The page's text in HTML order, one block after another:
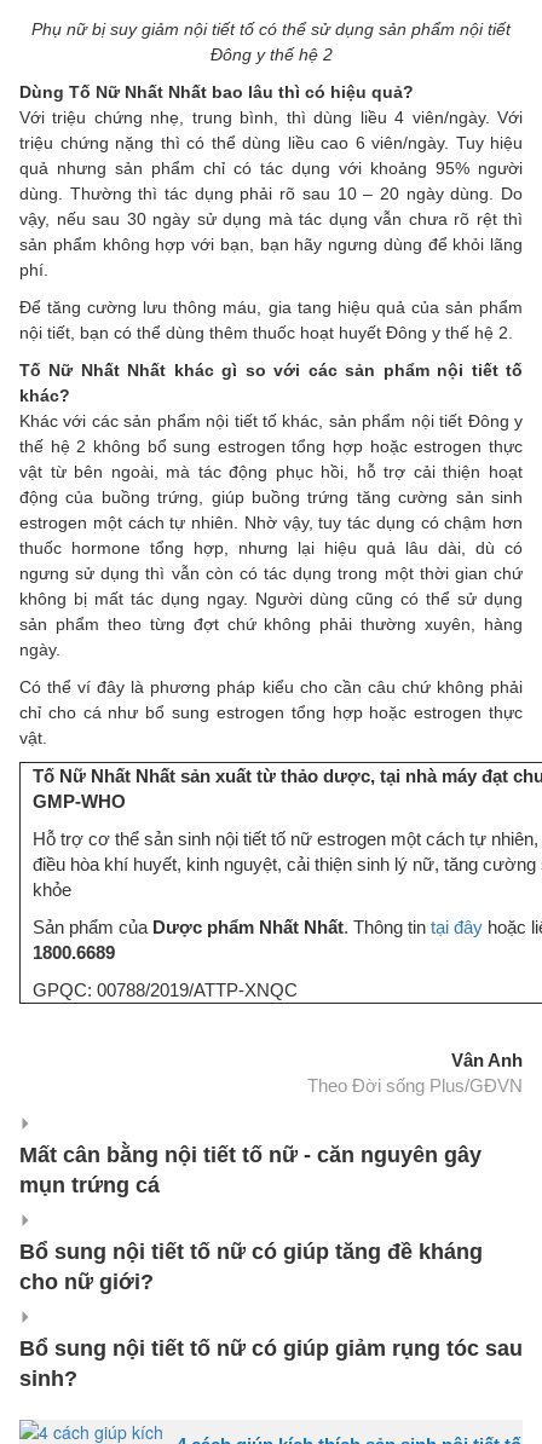
Phụ nữ bị suy giảm nội tiết tố có thể sử dụng sản phẩm nội tiết
Đông y thế hệ 2
Dùng Tố Nữ Nhất Nhất bao lâu thì có hiệu quả?
Với triệu chứng nhẹ, trung bình, thì dùng liều 4 viên/ngày. Với
triệu chứng nặng thì có thể dùng liều cao 6 viên/ngày. Tuy hiệu
quả nhưng sản phẩm chỉ có tác dụng với khoảng 95% người
dùng. Thường thì tác dụng phải rõ sau 10 – 20 ngày dùng. Do
vậy, nếu sau 30 ngày sử dụng mà tác dụng vẫn chưa rõ rệt thì
sản phẩm không hợp với bạn, bạn hãy ngưng dùng để khỏi lãng
phí.
Để tăng cường lưu thông máu, gia tang hiệu quả của sản phẩm
nội tiết, bạn có thể dùng thêm thuốc hoạt huyết Đông y thế hệ 2.
Tố Nữ Nhất Nhất khác gì so với các sản phẩm nội tiết tố
khác?
Khác với các sản phẩm nội tiết tố khác, sản phẩm nội tiết Đông y
thế hệ 2 không bổ sung estrogen tổng hợp hoặc estrogen thực
vật từ bên ngoài, mà tác động phục hồi, hỗ trợ cải thiện hoạt
động của buồng trứng, giúp buồng trứng tăng cường sản sinh
estrogen một cách tự nhiên. Nhờ vậy, tuy tác dụng có chậm hơn
thuốc hormone tổng hợp, nhưng lại hiệu quả lâu dài, dù có
ngưng sử dụng thì vẫn còn có tác dụng trong một thời gian chứ
không bị mất tác dụng ngay. Người dùng cũng có thể sử dụng
sản phẩm theo từng đợt chứ không phải thường xuyên, hàng
ngày.
Có thể ví đây là phương pháp kiểu cho cần câu chứ không phải
chỉ cho cá như bổ sung estrogen tổng hợp hoặc estrogen thực
vật.
Tố Nữ Nhất Nhất sản xuất từ thảo dược, tại nhà máy đạt
GMP-WHO
Hỗ trợ cơ thể sản sinh nội tiết tố nữ estrogen một cách tự
điều hòa khí huyết, kinh nguyệt, cải thiện sinh lý nữ, tăng
khỏe
Sản phẩm của Dược phẩm Nhất Nhất. Thông tin tại đây hoặc
1800.6689
GPQC: 00788/2019/ATTP-XNQC
Vân Anh
Theo Đời sống Plus/GĐVN
Mất cân bằng nội tiết tố nữ - căn nguyên gây
mụn trứng cá
Bổ sung nội tiết tố nữ có giúp tăng đề kháng
cho nữ giới?
Bổ sung nội tiết tố nữ có giúp giảm rụng tóc sau
sinh?